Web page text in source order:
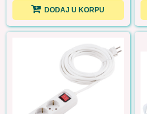
DODAJ U KORPU